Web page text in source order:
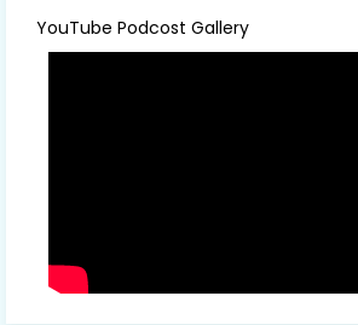
YouTube Podcost Gallery